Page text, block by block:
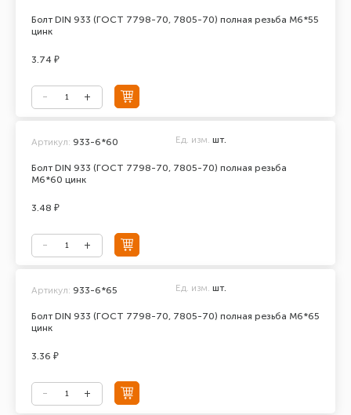
Болт DIN 933 (ГОСТ 7798-70, 7805-70) полная резьба М6*55
цинк
3.74 ₽
Болт DIN 933 (ГОСТ 7798-70, 7805-70) полная резьба
М6*60 цинк
Артикул: 933-6*60 Ед. изм. шт.
3.48 ₽
Болт DIN 933 (ГОСТ 7798-70, 7805-70) полная резьба М6*65
цинк
Артикул: 933-6*65 Ед. изм. шт.
3.36 ₽